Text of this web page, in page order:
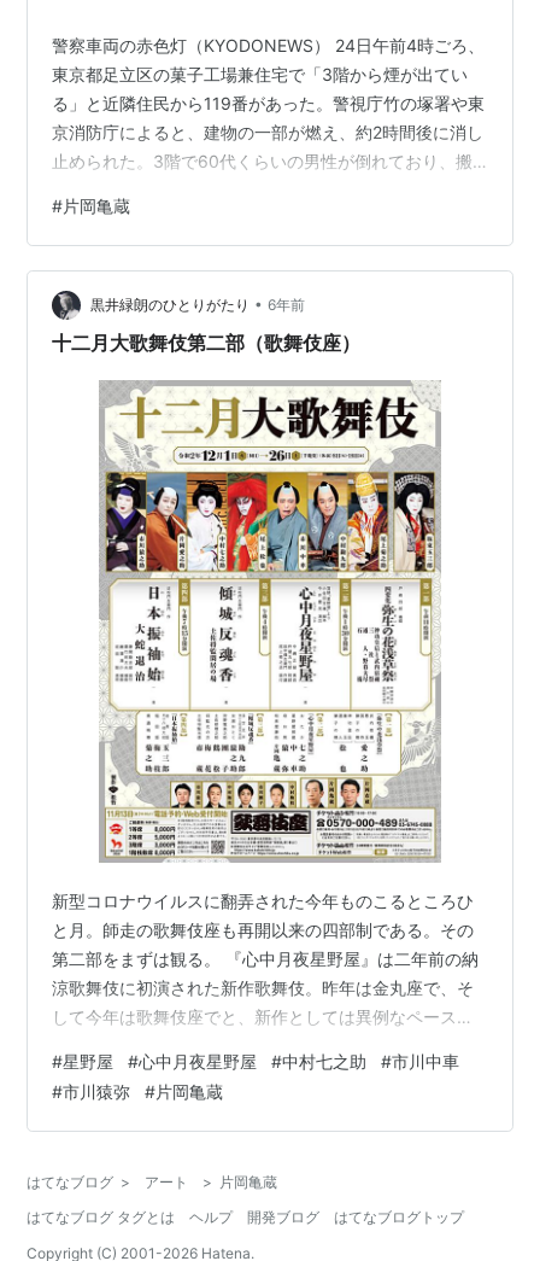
警察車両の赤色灯（KYODONEWS） 24日午前4時ごろ、
東京都足立区の菓子工場兼住宅で「3階から煙が出てい
る」と近隣住民から119番があった。警視庁竹の塚署や東
京消防庁によると、建物の一部が燃え、約2時間後に消し
止められた。3階で60代くらいの男性が倒れており、搬
民の60代男性1人も搬送された。署が出火原因や身元を調
べている。 署などによると、現場は3階建てで、搬送さ
れた住民男性と兄の2人暮らし。兄は出火時に2階にお
り、逃げて無事だった。死亡したのは住民男性の知人と
みられる。 参照元：https://news.yahoo.co.jp/ <s…
#片岡亀蔵
黒井緑朗のひとりがたり • 6年前
十二月大歌舞伎第二部（歌舞伎座）
新型コロナウイルスに翻弄された今年ものこるところひ
と月。師走の歌舞伎座も再開以来の四部制である。その
第二部をまずは観る。 『心中月夜星野屋』は二年前の納
涼歌舞伎に初演された新作歌舞伎。昨年は金丸座で、そ
して今年は歌舞伎座でと、新作としては異例なペースで
して新しい作品に挑むことが許されないため、出演者も
少なくすでにできあがっているコンテンツを、というこ
ともあるだろう。またどうじに、この『星野屋』を歌舞
う、作り手の意志も感じられる。 一昨年の初演のとき
も、そのシンプルで効果的な構成のよさは際立ってお
り…
#星野屋 #心中月夜星野屋 #中村七之助 #市川中車
#市川猿弥 #片岡亀蔵
はてなブログ > アート > 片岡亀蔵
はてなブログ タグとは
ヘルプ 開発ブログ
はてなブログトップ
Copyright (C) 2001-2026 Hatena.